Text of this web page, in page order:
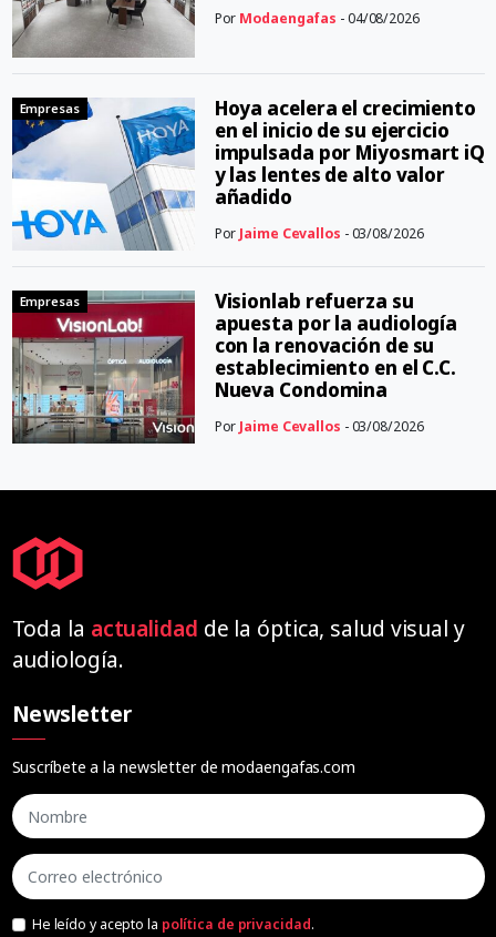
Por Modaengafas - 04/08/2026
Empresas
Hoya acelera el crecimiento
en el inicio de su ejercicio
impulsada por Miyosmart iQ
y las lentes de alto valor
añadido
Por Jaime Cevallos - 03/08/2026
Empresas
Visionlab refuerza su
apuesta por la audiología
con la renovación de su
establecimiento en el C.C.
Nueva Condomina
Por Jaime Cevallos - 03/08/2026
Toda la actualidad de la óptica, salud visual y
audiología.
Newsletter
Suscríbete a la newsletter de modaengafas.com
He leído y acepto la política de privacidad.